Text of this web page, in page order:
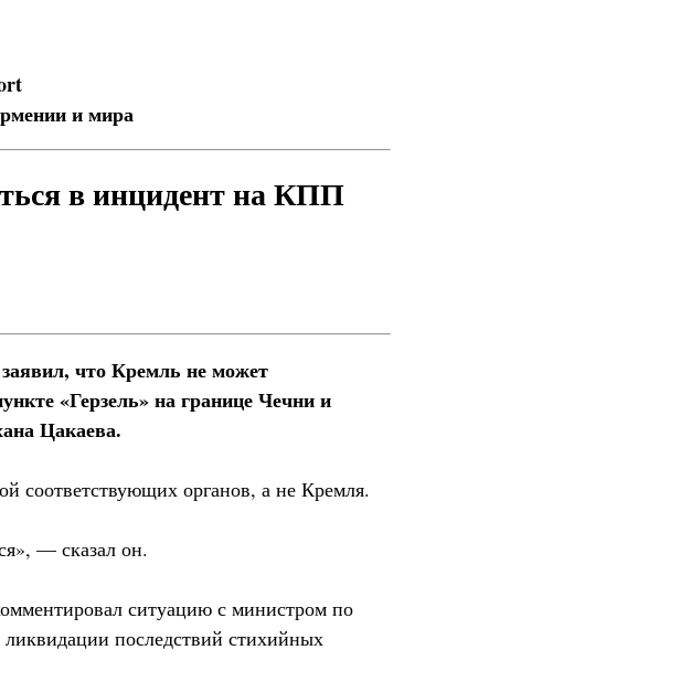
и мира
в инцидент на КПП
что Кремль не может
«Герзель» на границе Чечни и
Цакаева.
соответствующих органов, а не Кремля.
— сказал он.
ситуацию с министром по
последствий стихийных